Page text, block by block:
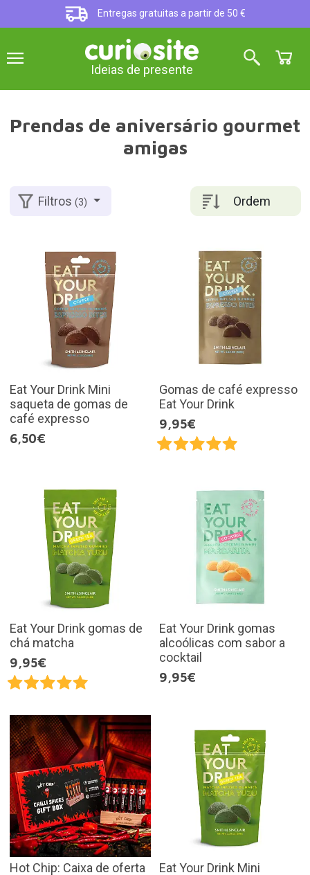
Entregas gratuitas a partir de 50 €
Ideias de presente
Prendas de aniversário gourmet
amigas
Ordem
Filtros(3)
Eat Your Drink Mini
saqueta de gomas de
café expresso
6,50€
Gomas de café expresso
Eat Your Drink
9,95€
Eat Your Drink gomas de
chá matcha
9,95€
Eat Your Drink gomas
alcoólicas com sabor a
cocktail
9,95€
Hot Chip: Caixa de oferta
Eat Your Drink Mini